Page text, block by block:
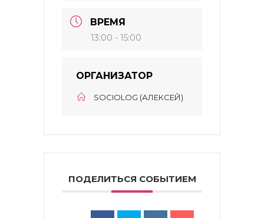
ВРЕМЯ
13:00 - 15:00
ОРГАНИЗАТОР
SOCIOLOG (АЛЕКСЕЙ)
ПОДЕЛИТЬСЯ СОБЫТИЕМ